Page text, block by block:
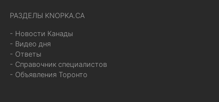
РАЗДЕЛЫ KNOPKA.CA
- Новости Канады
- Видео дня
- Ответы
- Справочник специалистов
- Объявления Торонто